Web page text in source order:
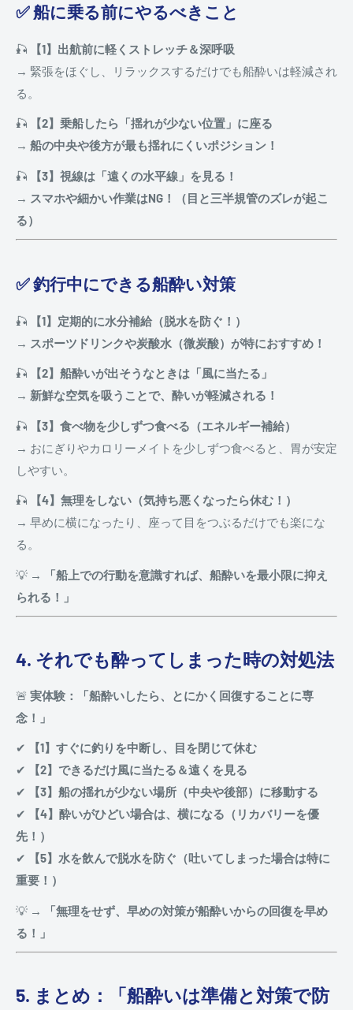
✅ 船に乗る前にやるべきこと
🎣
【1】出航前に軽くストレッチ＆深呼吸
→ 緊張をほぐし、リラックスするだけでも船酔いは軽減され
る。
🎣
【2】乗船したら「揺れが少ない位置」に座る
→ 船の中央や後方が最も揺れにくいポジション！
🎣
【3】視線は「遠くの水平線」を見る！
→ スマホや細かい作業はNG！（目と三半規管のズレが起こ
る）
✅ 釣行中にできる船酔い対策
🎣
【1】定期的に水分補給（脱水を防ぐ！）
→ スポーツドリンクや炭酸水（微炭酸）が特におすすめ！
🎣
【2】船酔いが出そうなときは「風に当たる」
→ 新鮮な空気を吸うことで、酔いが軽減される！
🎣
【3】食べ物を少しずつ食べる（エネルギー補給）
→ おにぎりやカロリーメイトを少しずつ食べると、胃が安定
しやすい。
🎣
【4】無理をしない（気持ち悪くなったら休む！）
→ 早めに横になったり、座って目をつぶるだけでも楽にな
る。
💡 → 「船上での行動を意識すれば、船酔いを最小限に抑え
られる！」
4. それでも酔ってしまった時の対処法
🚨 実体験：「船酔いしたら、とにかく回復することに専
念！」
✔
【1】すぐに釣りを中断し、目を閉じて休む
✔
【2】できるだけ風に当たる＆遠くを見る
✔
【3】船の揺れが少ない場所（中央や後部）に移動する
✔
【4】酔いがひどい場合は、横になる（リカバリーを優
先！）
✔
【5】水を飲んで脱水を防ぐ（吐いてしまった場合は特に
重要！）
💡 → 「無理をせず、早めの対策が船酔いからの回復を早め
る！」
5. まとめ：「船酔いは準備と対策で防